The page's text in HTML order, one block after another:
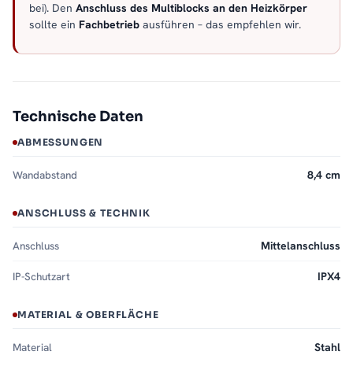
bei). Den Anschluss des Multiblocks an den Heizkörper
sollte ein Fachbetrieb ausführen – das empfehlen wir.
Technische Daten
ABMESSUNGEN
Wandabstand 8,4 cm
ANSCHLUSS & TECHNIK
Anschluss Mittelanschluss
IP-Schutzart IPX4
MATERIAL & OBERFLÄCHE
Material Stahl